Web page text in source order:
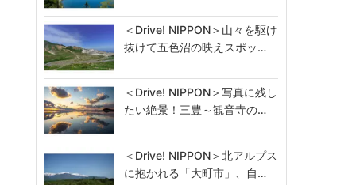
＜Drive! NIPPON＞山々を駆け
抜けて五色沼の映えスポッ…
＜Drive! NIPPON＞写真に残し
たい絶景！三豊～観音寺の…
＜Drive! NIPPON＞北アルプス
に抱かれる「大町市」、自…